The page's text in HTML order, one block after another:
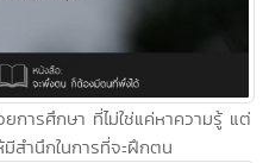
ารศึกษา ที่ไม่ใช่แค่หาความรู้ แต่
มีสำนึกในการที่จะฝึกตน